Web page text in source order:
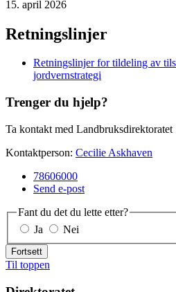
15. april 2026
Retningslinjer
Retningslinjer for tildeling av
jordvernstrategi
Trenger du hjelp?
Ta kontakt med Landbruksdirektoratet
Kontaktperson: Cecilie Askhaven
78606000
Send e-post
Fant du det du lette etter?
Ja
Nei
Fortsett
Til toppen